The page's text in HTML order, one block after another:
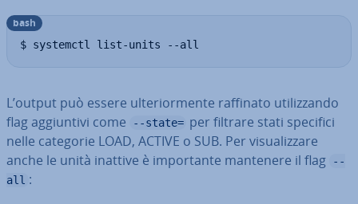
$ systemctl list-units --all
bash
L’output può essere ul­te­rior­men­te raffinato uti­liz­zan­do
flag ag­giun­ti­vi come
--state= per filtrare stati specifici
nelle categorie LOAD, ACTIVE o SUB. Per vi­sua­liz­za­re
anche le unità inattive è im­por­tan­te mantenere il flag
--
all :